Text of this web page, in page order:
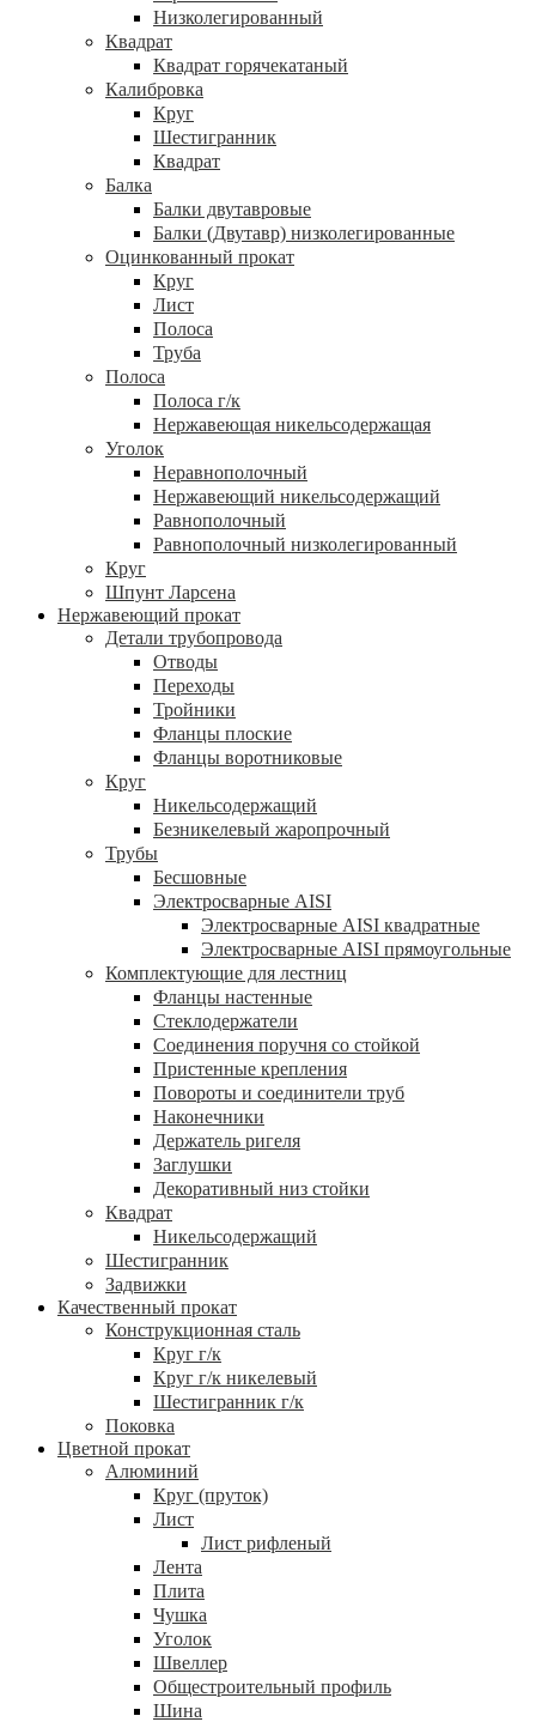
Низколегированный
Квадрат
Квадрат горячекатаный
Калибровка
Круг
Шестигранник
Квадрат
Балка
Балки двутавровые
Балки (Двутавр) низколегированные
Оцинкованный прокат
Круг
Лист
Полоса
Труба
Полоса
Полоса г/к
Нержавеющая никельсодержащая
Уголок
Неравнополочный
Нержавеющий никельсодержащий
Равнополочный
Равнополочный низколегированный
Круг
Шпунт Ларсена
Нержавеющий прокат
Детали трубопровода
Отводы
Переходы
Тройники
Фланцы плоские
Фланцы воротниковые
Круг
Никельсодержащий
Безникелевый жаропрочный
Трубы
Бесшовные
Электросварные AISI
Электросварные AISI квадратные
Электросварные AISI прямоугольные
Комплектующие для лестниц
Фланцы настенные
Стеклодержатели
Соединения поручня со стойкой
Пристенные крепления
Повороты и соединители труб
Наконечники
Держатель ригеля
Заглушки
Декоративный низ стойки
Квадрат
Никельсодержащий
Шестигранник
Задвижки
Качественный прокат
Конструкционная сталь
Круг г/к
Круг г/к никелевый
Шестигранник г/к
Поковка
Цветной прокат
Алюминий
Круг (пруток)
Лист
Лист рифленый
Лента
Плита
Чушка
Уголок
Швеллер
Общестроительный профиль
Шина